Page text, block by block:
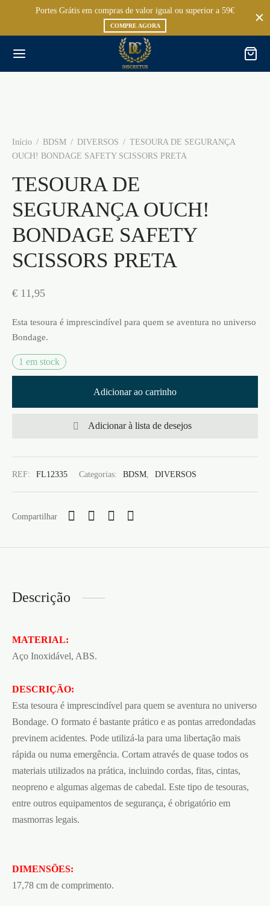
Portes Grátis em compras de valor igual ou superior a 59€
COMPRE AGORA
Início / BDSM / DIVERSOS / TESOURA DE SEGURANÇA
OUCH! BONDAGE SAFETY SCISSORS PRETA
TESOURA DE
SEGURANÇA OUCH!
BONDAGE SAFETY
SCISSORS PRETA
€ 11,95
Esta tesoura é imprescindível para quem se aventura no universo
Bondage.
1 em stock
Adicionar ao carrinho
Adicionar à lista de desejos
REF: FL12335 Categorias: BDSM DIVERSOS
Compartilhar
Descrição
MATERIAL:
Aço Inoxidável, ABS.
DESCRIÇÃO:
Esta tesoura é imprescindível para quem se aventura no universo
Bondage. O formato é bastante prático e as pontas arredondadas
previnem acidentes. Pode utilizá-la para uma libertação mais
rápida ou numa emergência. Cortam através de quase todos os
materiais utilizados na prática, incluindo cordas, fitas, cintas,
neopreno e algumas algemas de cabedal. Este tipo de tesouras,
entre outros equipamentos de segurança, é obrigatório em
masmorras legais.
DIMENSÕES:
17,78 cm de comprimento.